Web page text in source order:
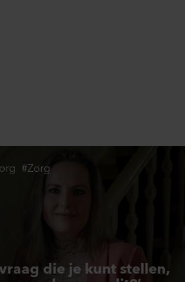
vraag die je kunt stellen,
#Zorg